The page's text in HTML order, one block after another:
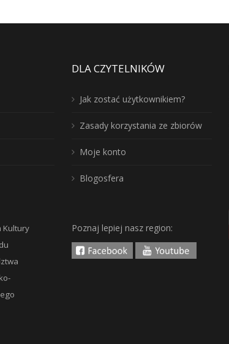
Kultury
DLA CZYTELNIKÓW
Jak zostać użytkownikiem?
Zasady korzystania ze zbiorów
Moje konto
Blogosfera
Poznaj lepiej nasz region: